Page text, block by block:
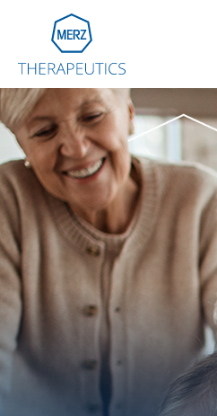
Go to Homepage
Global
Europe
Austria
Belgium
FR
France
Germany
Italy